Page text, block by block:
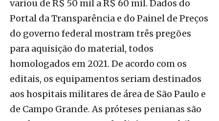
variou de R$ 50 mil a R$ 60 mil. Dados do
Portal da Transparência e do Painel de Preços
do governo federal mostram três pregões
para aquisição do material, todos
homologados em 2021. De acordo com os
editais, os equipamentos seriam destinados
aos hospitais militares de área de São Paulo e
de Campo Grande. As próteses penianas são